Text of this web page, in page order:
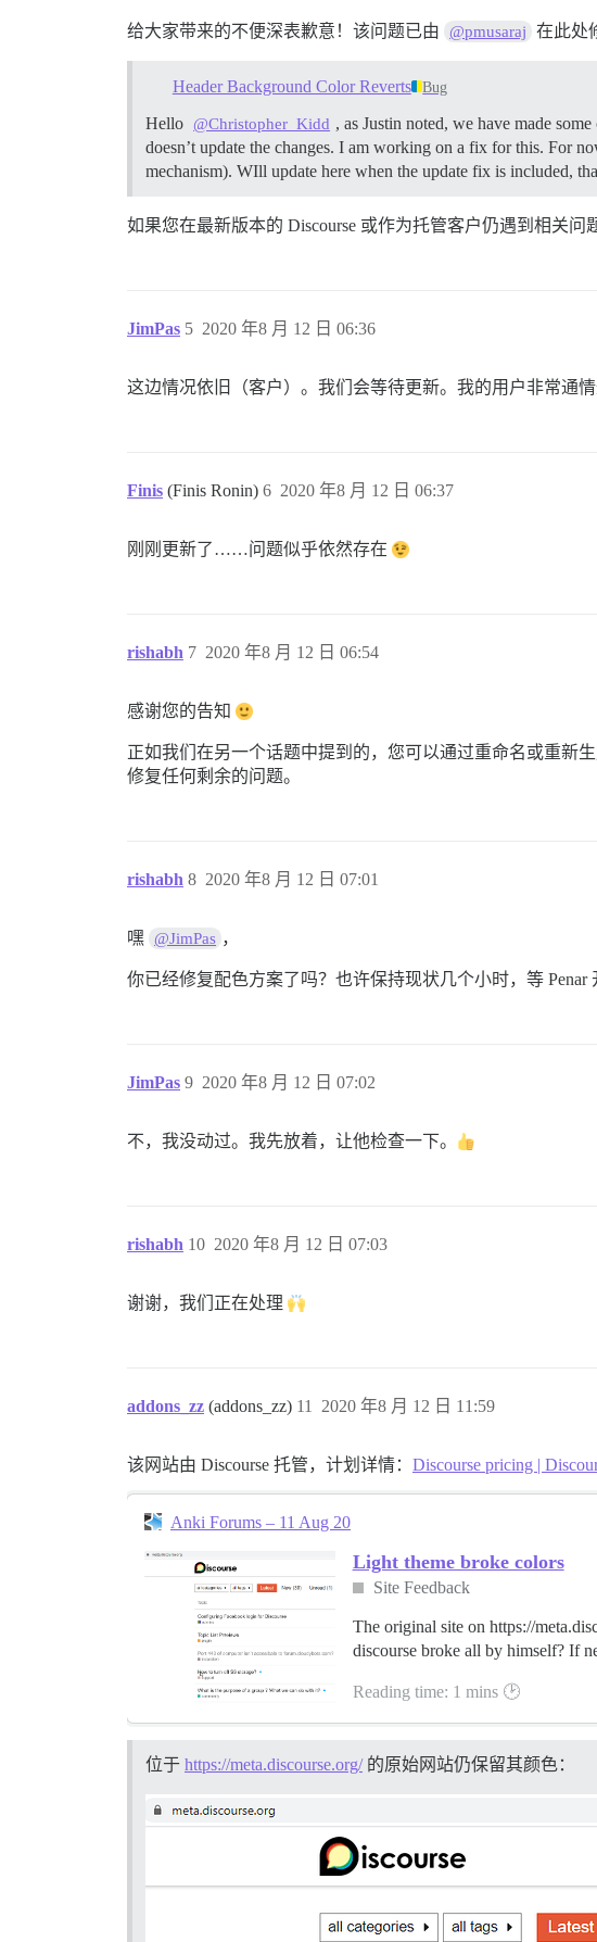
给大家带来的不便深表歉意！该问题已由 @pmusaraj 在此处
Header Background Color Reverts Bug
Hello @Christopher_Kidd , as Justin noted, we have made
doesn’t update the changes. I am working on a fix for this. For
mechanism). WIll update here when the update fix is included,
如果您在最新版本的 Discourse 或作为托管客户仍遇到相关问
JimPas 2020 年8 月 12 日 06:36
5
这边情况依旧（客户）。我们会等待更新。我的用户非常通情
Finis (Finis Ronin) 2020 年8 月 12 日 06:37
6
刚刚更新了……问题似乎依然存在
rishabh 2020 年8 月 12 日 06:54
7
感谢您的告知
正如我们在另一个话题中提到的，您可以通过重命名或重新
修复任何剩余的问题。
rishabh 2020 年8 月 12 日 07:01
8
嘿 @JimPas ，
你已经修复配色方案了吗？也许保持现状几个小时，等
JimPas 2020 年8 月 12 日 07:02
9
不，我没动过。我先放着，让他检查一下。
rishabh 2020 年8 月 12 日 07:03
10
谢谢，我们正在处理
addons_zz (addons_zz) 2020 年8 月 12 日 11:59
11
该网站由 Discourse 托管，计划详情： Discourse pricing |
Anki Forums – 11 Aug 20
Light theme broke colors
Site Feedback
The original site on https://
discourse broke all by himself? If
Reading time: 1 mins 🕑
位于 https://meta.discourse.org/的原始网站仍保留其颜色：